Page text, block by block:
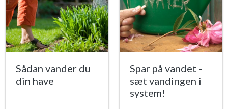
Sådan vander du
din have
Spar på vandet -
sæt vandingen i
system!